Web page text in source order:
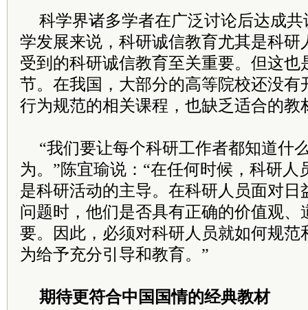
科学界诸多学者在广泛讨论后达成
学发展来说，科研诚信教育尤其是科研
受到的科研诚信教育至关重要。但这也
节。在我国，大部分的高等院校还没有
行为规范的相关课程，也缺乏适合的教
“我们要让每个科研工作者都知道什
为。”陈宜瑜说：“在任何时候，科研人
是科研活动的主导。在科研人员面对日
问题时，他们是否具有正确的价值观、
要。因此，必须对科研人员就如何规范
为给予充分引导和教育。”
期待更符合中国国情的经典教材